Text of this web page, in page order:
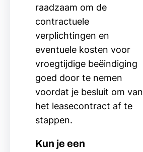
raadzaam om de
contractuele
verplichtingen en
eventuele kosten voor
vroegtijdige beëindiging
goed door te nemen
voordat je besluit om van
het leasecontract af te
stappen.
Kun je een